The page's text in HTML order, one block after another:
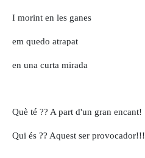
I morint en les ganes
em quedo atrapat
en una curta mirada
Què té ?? A part d'un gran encant!
Qui és ?? Aquest ser provocador!!!